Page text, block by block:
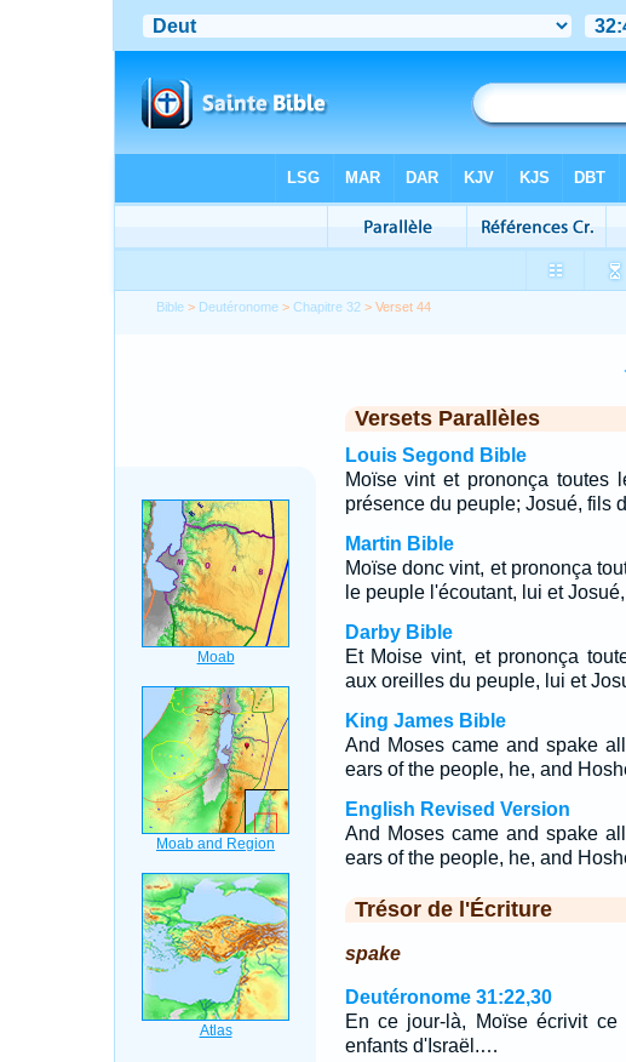
Bible > Deutéronome >Chapitre 32 > Verset 44
Versets Parallèles
Louis Segond Bible
Moïse vint et prononça toutes
présence du peuple; Josué, fils
Martin Bible
Moïse donc vint, et prononça
le peuple l'écoutant, lui et
Darby Bible
Et Moise vint, et prononça
aux oreilles du peuple, lui et
King James Bible
And Moses came and spake
ears of the people, he, and
English Revised Version
And Moses came and spake
ears of the people, he, and
Trésor de l'Écriture
spake
Deutéronome 31:22,30
En ce jour-là, Moïse écrivit
enfants d'Israël.…